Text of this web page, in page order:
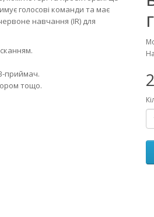
голосові команди та має
навчання (IR) для
приймач.
тощо.